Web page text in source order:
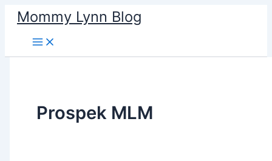
Skip
content
Mommy Lynn Blog
Prospek MLM